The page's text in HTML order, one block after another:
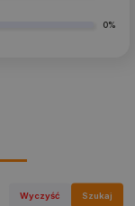
0%
Wyczyść Szukaj